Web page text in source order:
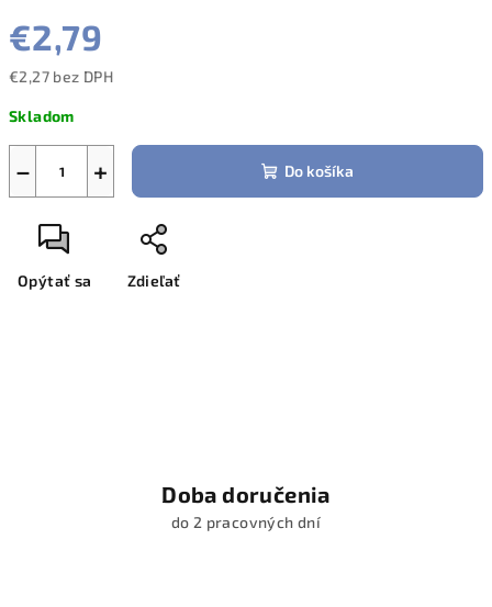
€2,79
€2,27 bez DPH
cena:
Skladom
+
− Do košíka
Opýtať sa Zdieľať
Doba doručenia
do 2 pracovných dní